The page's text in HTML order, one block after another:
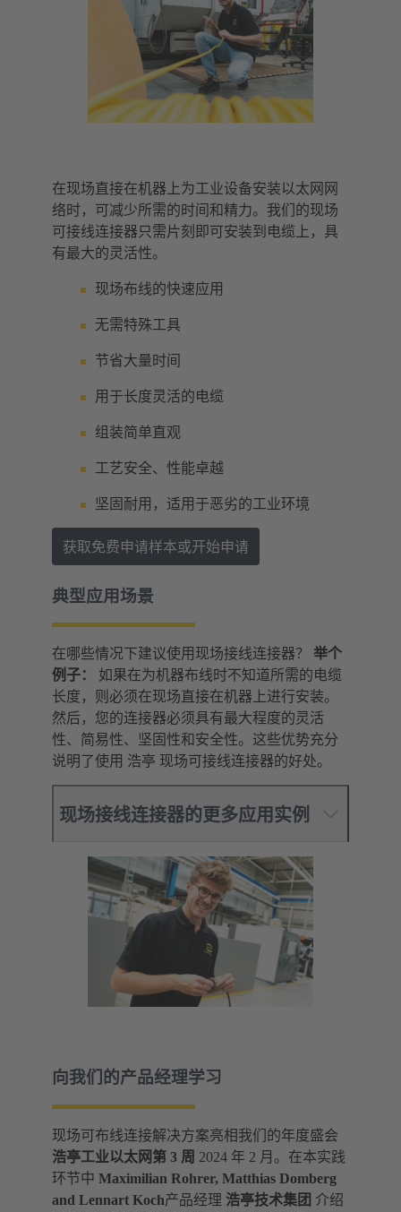
在现场直接在机器上为工业设备安装以太网网
络时，可减少所需的时间和精力。我们的现场
可接线连接器只需片刻即可安装到电缆上，具
有最大的灵活性。
现场布线的快速应用
无需特殊工具
节省大量时间
用于长度灵活的电缆
组装简单直观
工艺安全、性能卓越
坚固耐用，适用于恶劣的工业环境
获取免费申请样本或开始申请
典型应用场景
在哪些情况下建议使用现场接线连接器？ 举个
例子： 如果在为机器布线时不知道所需的电缆
长度，则必须在现场直接在机器上进行安装。
然后，您的连接器必须具有最大程度的灵活
性、简易性、坚固性和安全性。这些优势充分
说明了使用 浩亭 现场可接线连接器的好处。
现场接线连接器的更多应用实例
向我们的产品经理学习
现场可布线连接解决方案亮相我们的年度盛会
浩亭工业以太网第 3 周 2024 年 2 月。在本实践
环节中 Maximilian Rohrer, Matthias Domberg
and Lennart Koch产品经理 浩亭技术集团 介绍